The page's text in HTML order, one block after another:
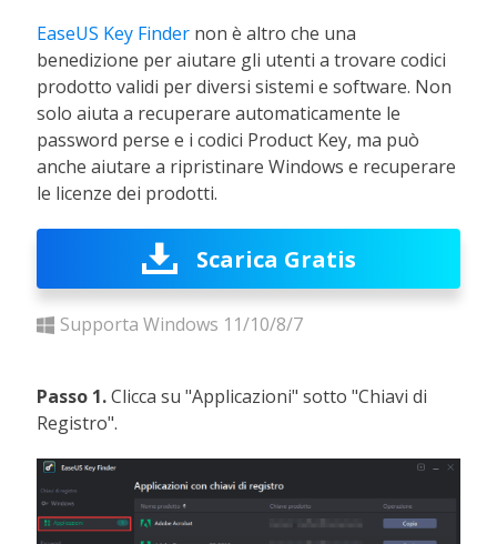
EaseUS Key Finder non è altro che una
benedizione per aiutare gli utenti a trovare codici
prodotto validi per diversi sistemi e software. Non
solo aiuta a recuperare automaticamente le
password perse e i codici Product Key, ma può
anche aiutare a ripristinare Windows e recuperare
le licenze dei prodotti.
Scarica Gratis
Supporta Windows 11/10/8/7
Passo 1.Clicca su "Applicazioni" sotto "Chiavi di
Registro".